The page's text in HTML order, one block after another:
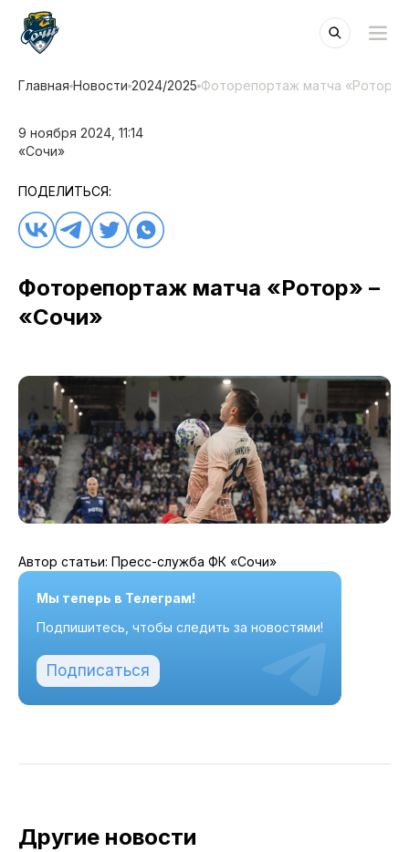
Главная Новости 2024/2025 Фоторепортаж матча «Ротор»
9 ноября 2024, 11:14
«Сочи»
ПОДЕЛИТЬСЯ:
Фоторепортаж матча «Ротор» –
«Сочи»
Автор статьи: Пресс-служба ФК «Сочи»
Мы теперь в Телеграм!
Подпишитесь, чтобы следить за новостями!
Подписаться
Другие новости